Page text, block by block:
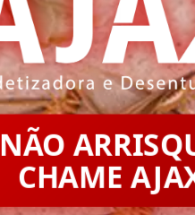
NÃO
CHAME